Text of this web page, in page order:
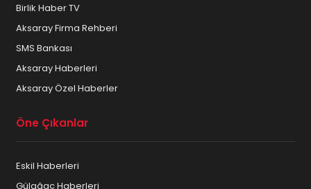
Birlik Haber TV
Aksaray Firma Rehberi
SMS Bankası
Aksaray Haberleri
Aksaray Özel Haberler
Öne Çıkanlar
Eskil Haberleri
Gülağaç Haberleri